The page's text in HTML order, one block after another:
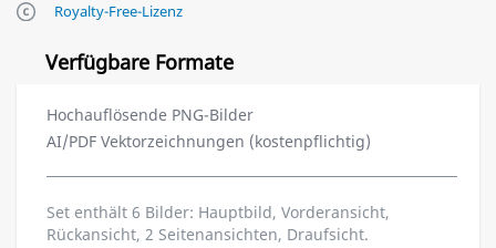
Royalty-Free-Lizenz
Verfügbare Formate
Hochauflösende PNG-Bilder
AI/PDF Vektorzeichnungen (kostenpflichtig)
Set enthält 6 Bilder: Hauptbild, Vorderansicht,
Rückansicht, 2 Seitenansichten, Draufsicht.